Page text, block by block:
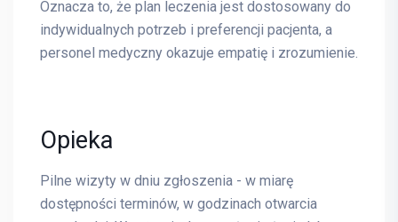
Oznacza to, że plan leczenia jest dostosowany do
indywidualnych potrzeb i preferencji pacjenta, a
personel medyczny okazuje empatię i zrozumienie.
Opieka
Pilne wizyty w dniu zgłoszenia - w miarę
dostępności terminów, w godzinach otwarcia